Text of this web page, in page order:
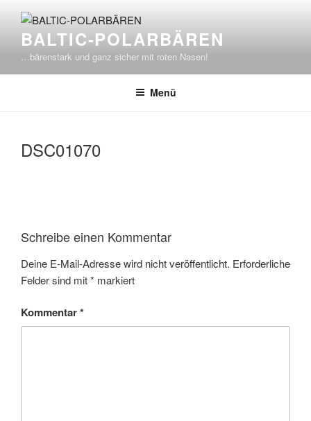
Inhalt
springenBALTIC-POLARBÄREN
…bärenstark und ganz sicher mit roten Nasen!
Menü
DSC01070
Schreibe einen Kommentar
Deine E-Mail-Adresse wird nicht veröffentlicht. Erforderliche
Felder sind mit* markiert
Kommentar*